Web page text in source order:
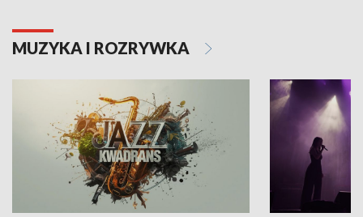
MUZYKA I ROZRYWKA